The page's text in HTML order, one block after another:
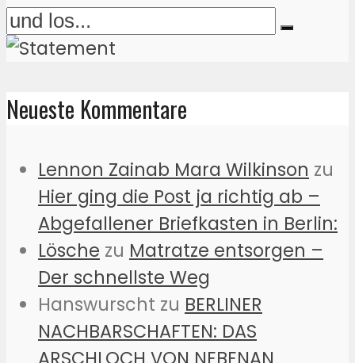
Neueste Kommentare
Lennon Zainab Mara Wilkinson zu
Hier ging die Post ja richtig ab –
Abgefallener Briefkasten in Berlin:
Lösche zu Matratze entsorgen –
Der schnellste Weg
Hanswurscht zu BERLINER
NACHBARSCHAFTEN: DAS
ARSCHLOCH VON NEBENAN